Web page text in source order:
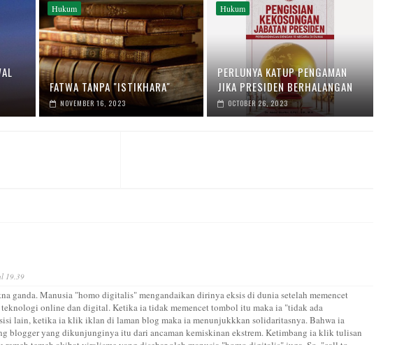
Hukum
FATWA TANPA "ISTIKHARA"
NOVEMBER 16, 2023
Hukum
PERLUNYA KATUP PENGAMAN
JIKA PRESIDEN BERHALANGAN
OCTOBER 26, 2023
19.39
ganda. Manusia "homo digitalis" mengandaikan dirinya eksis di dunia setelah memencet
online dan digital. Ketika ia tidak memencet tombol itu maka ia "tidak ada
lain, ketika ia klik iklan di laman blog maka ia menunjukkkan solidaritasnya. Bahwa ia
blogger yang dikunjunginya itu dari ancaman kemiskinan ekstrem. Ketimbang ia klik tulisan